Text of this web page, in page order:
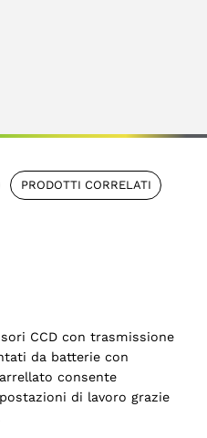
PRODOTTI CORRELATI
CCD con trasmissione
da batterie con
consente
di lavoro grazie